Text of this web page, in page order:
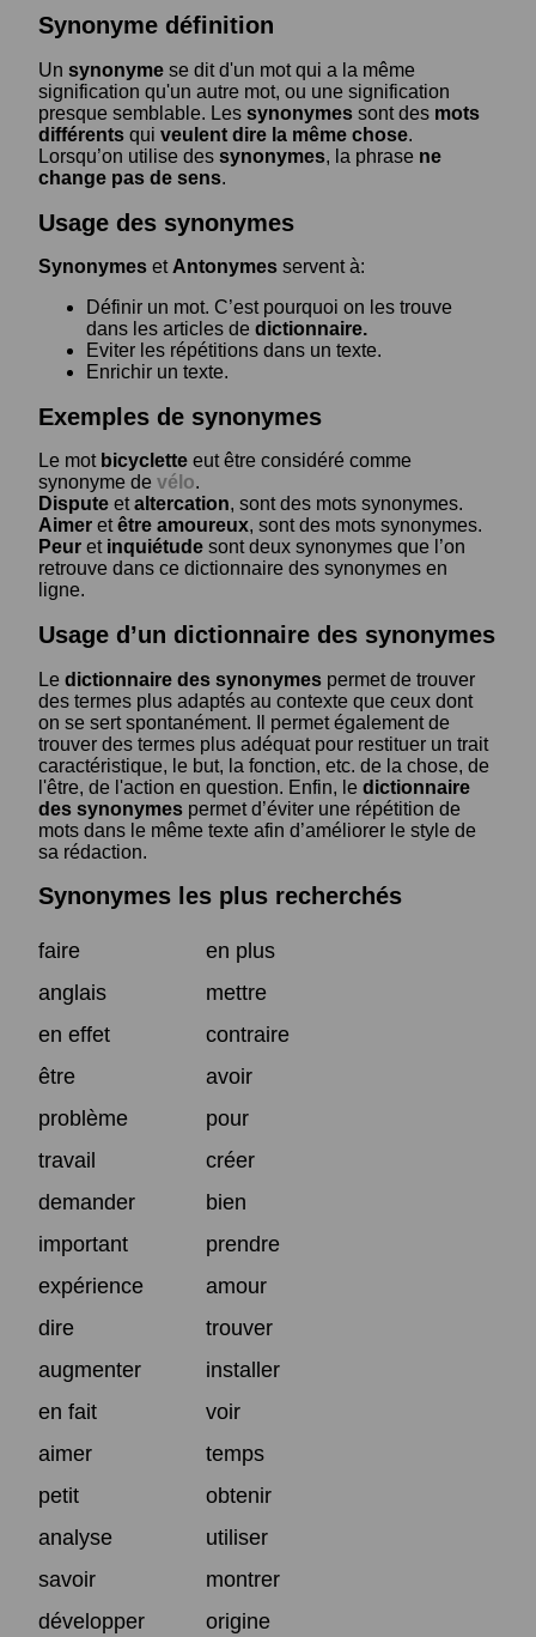
Synonyme définition
Un synonyme se dit d'un mot qui a la même
signification qu'un autre mot, ou une signification
presque semblable. Les synonymes sont des mots
différents qui veulent dire la même chose.
Lorsqu’on utilise des synonymes, la phrase ne
change pas de sens.
Usage des synonymes
Synonymes et Antonymes servent à:
Définir un mot. C’est pourquoi on les trouve
dans les articles de dictionnaire.
Eviter les répétitions dans un texte.
Enrichir un texte.
Exemples de synonymes
Le mot bicyclette eut être considéré comme
synonyme de vélo.
Dispute etaltercation, sont des mots synonymes.
Aimer etêtre amoureux, sont des mots synonymes.
Peur et inquiétude sont deux synonymes que l’on
retrouve dans ce dictionnaire des synonymes en
ligne.
Usage d’un dictionnaire des synonymes
Le dictionnaire des synonymes permet de trouver
des termes plus adaptés au contexte que ceux dont
on se sert spontanément. Il permet également de
trouver des termes plus adéquat pour restituer un trait
caractéristique, le but, la fonction, etc. de la chose, de
l'être, de l'action en question. Enfin, le dictionnaire
des synonymes permet d’éviter une répétition de
mots dans le même texte afin d’améliorer le style de
sa rédaction.
Synonymes les plus recherchés
faire
en plus
anglais
mettre
en effet
contraire
être
avoir
problème
pour
travail
créer
demander
bien
important
prendre
expérience
amour
dire
trouver
augmenter
installer
en fait
voir
aimer
temps
petit
obtenir
analyse
utiliser
savoir
montrer
développer
origine